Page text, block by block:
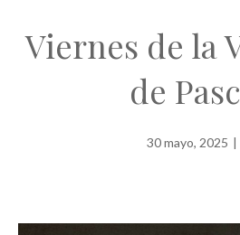
Viernes de la
de
30 mayo, 2025 |